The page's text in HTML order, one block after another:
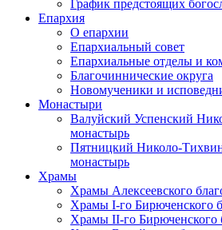
График предстоящих
Епархия
О епархии
Епархиальный совет
Епархиальные отделы и
Благочиннические округа
Новомученики и
Монастыри
Валуйский Успенский
монастырь
Пятницкий Николо-
монастырь
Храмы
Храмы Алексеевского
Храмы I-го Бирюченского
Храмы II-го Бирюченского